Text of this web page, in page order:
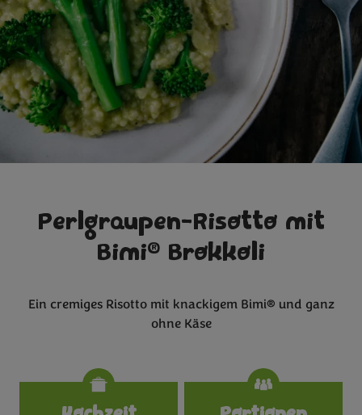
Perlgraupen-Risotto mit
Bimi® Brokkoli
Ein cremiges Risotto mit knackigem Bimi® und ganz
ohne Käse
Specifications